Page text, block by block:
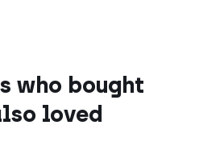
who bought
loved